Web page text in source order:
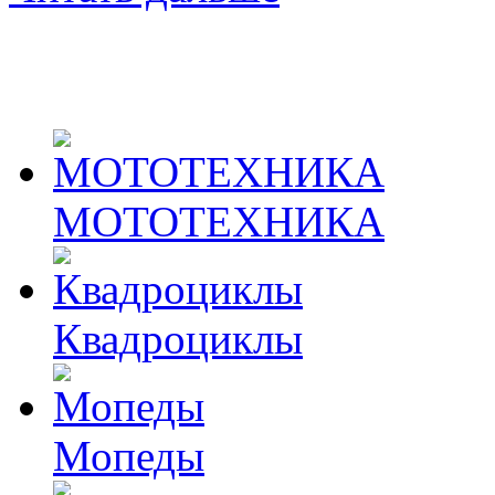
МОТОТЕХНИКА
Квадроциклы
Мопеды